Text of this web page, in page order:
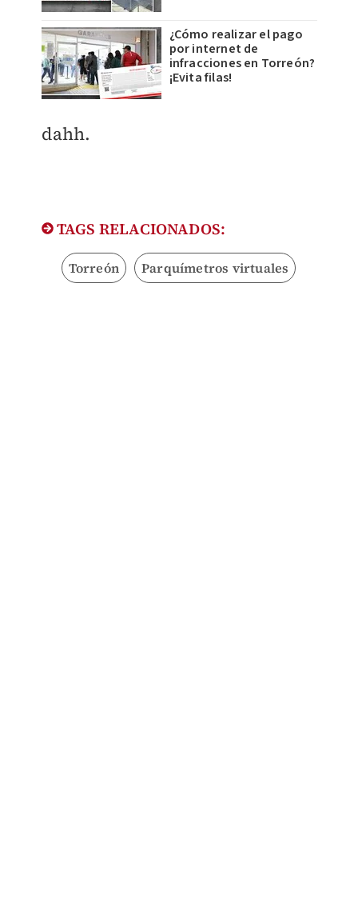
¿Cómo realizar el pago
por internet de
infracciones en Torreón?
¡Evita filas!
dahh.
TAGS RELACIONADOS:
Torreón Parquímetros virtuales